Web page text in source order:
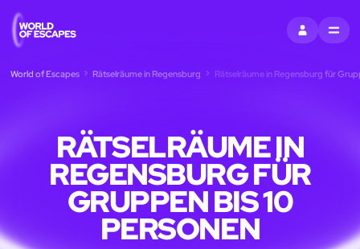
EINTRAGEN
MENU
World of Escapes Rätselräume in Regensburg Rätselräume in Regensburg für
RÄTSELRÄUME IN
REGENSBURG FÜR
GRUPPEN BIS 10
PERSONEN